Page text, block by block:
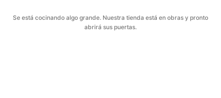
Se está cocinando algo grande. Nuestra tienda está en obras y pronto
abrirá sus puertas.